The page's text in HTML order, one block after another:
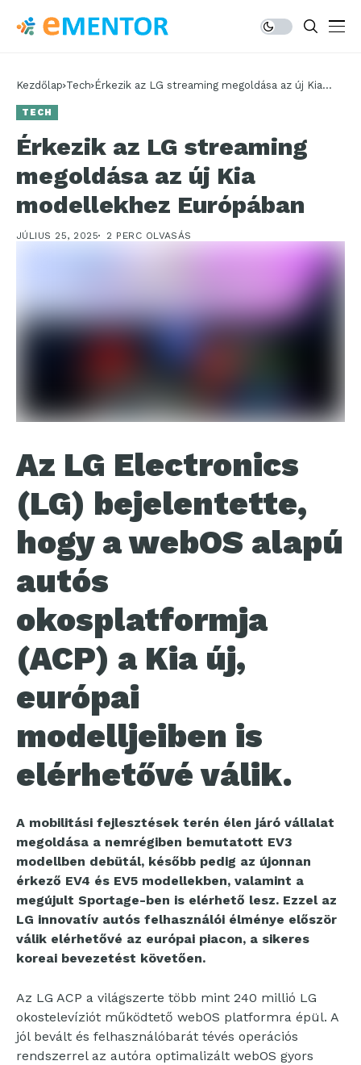
Kezdőlap Tech Érkezik az LG streaming megoldása az új Kia
TECH
Érkezik az LG streaming
megoldása az új Kia
modellekhez Európában
JÚLIUS 25, 2025 2 PERC OLVASÁS
Az LG Electronics
(LG) bejelentette,
hogy a webOS alapú
autós
okosplatformja
(ACP) a Kia új,
európai
modelljeiben is
elérhetővé válik.
A mobilitási fejlesztések terén élen járó vállalat
megoldása a nemrégiben bemutatott EV3
modellben debütál, később pedig az újonnan
érkező EV4 és EV5 modellekben, valamint a
megújult Sportage-ben is elérhető lesz. Ezzel az
LG innovatív autós felhasználói élménye először
válik elérhetővé az európai piacon, a sikeres
koreai bevezetést követően.
Az LG ACP a világszerte több mint 240 millió LG
okostelevíziót működtető webOS platformra épül. A
jól bevált és felhasználóbarát tévés operációs
rendszerrel az autóra optimalizált webOS gyors